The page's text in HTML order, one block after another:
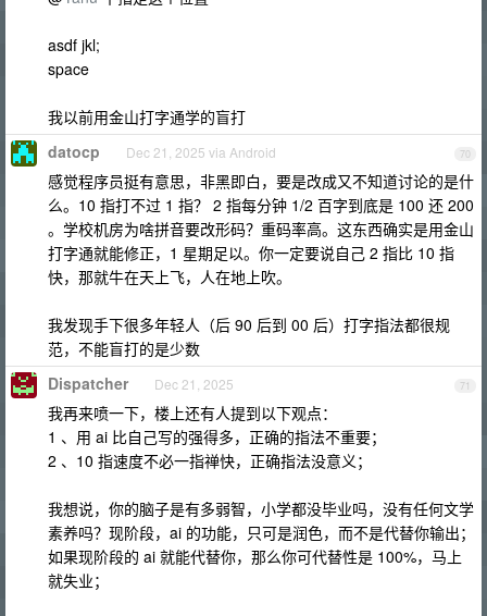
asdf jkl;
space
我以前用金山打字通学的盲打
70
datocp Dec 21, 2025 via Android
感觉程序员挺有意思，非黑即白，要是改成又不知道讨论的是什
么。10 指打不过 1 指？ 2 指每分钟 1/2 百字到底是 100 还 200
。学校机房为啥拼音要改形码？重码率高。这东西确实是用金山
打字通就能修正，1 星期足以。你一定要说自己 2 指比 10 指
快，那就牛在天上飞，人在地上吹。
我发现手下很多年轻人（后 90 后到 00 后）打字指法都很规
范，不能盲打的是少数
71
Dispatcher Dec 21, 2025
我再来喷一下，楼上还有人提到以下观点：
1 、用 ai 比自己写的强得多，正确的指法不重要；
2 、10 指速度不必一指禅快，正确指法没意义；
我想说，你的脑子是有多弱智，小学都没毕业吗，没有任何文学
素养吗？现阶段，ai 的功能，只可是润色，而不是代替你输出；
如果现阶段的 ai 就能代替你，那么你可代替性是 100%，马上
就失业；